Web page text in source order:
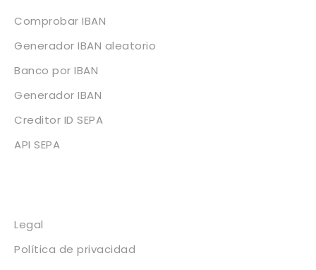
Comprobar IBAN
Generador IBAN aleatorio
Banco por IBAN
Generador IBAN
Creditor ID SEPA
API SEPA
Legal
Política de privacidad